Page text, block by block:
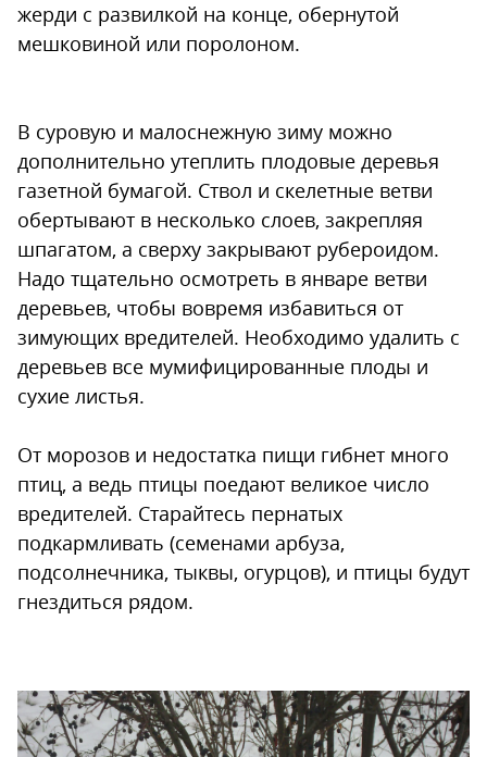
жерди с развилкой на конце, обернутой
мешковиной или поролоном.
В суровую и малоснежную зиму можно
дополнительно утеплить плодовые деревья
газетной бумагой. Ствол и скелетные ветви
обертывают в несколько слоев, закрепляя
шпагатом, а сверху закрывают рубероидом.
Надо тщательно осмотреть в январе ветви
деревьев, чтобы вовремя избавиться от
зимующих вредителей. Необходимо удалить с
деревьев все мумифицированные плоды и
сухие листья.
От морозов и недостатка пищи гибнет много
птиц, а ведь птицы поедают великое число
вредителей. Старайтесь пернатых
подкармливать (семенами арбуза,
подсолнечника, тыквы, огурцов), и птицы будут
гнездиться рядом.